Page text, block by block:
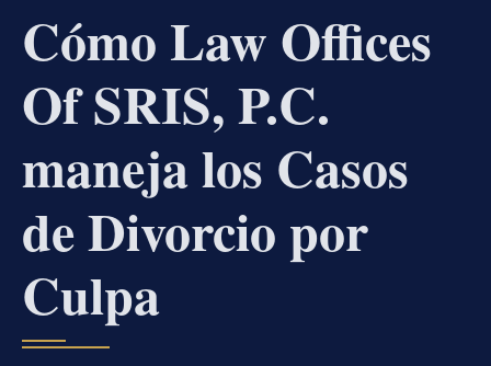
Cómo Law Offices
Of SRIS, P.C.
maneja los Casos
de Divorcio por
Culpa